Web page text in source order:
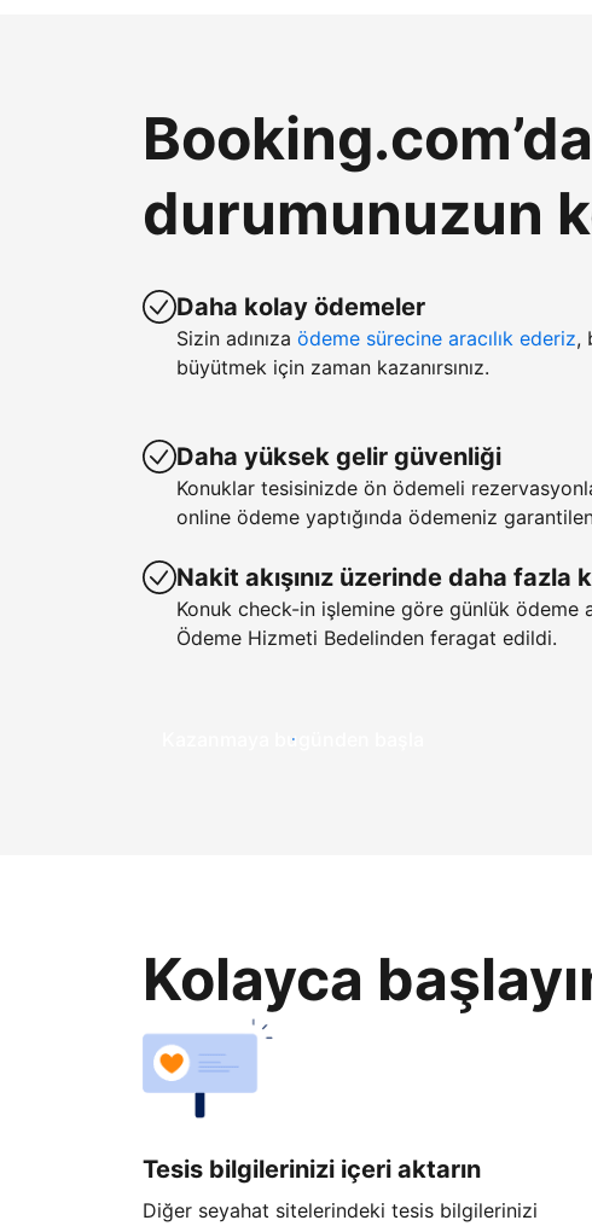
durumunuzun
Daha kolay ödemeler
Sizin adınıza ödeme sürecine aracılık ederiz,
büyütmek için zaman kazanırsınız.
Daha yüksek gelir güvenliği
Konuklar tesisinizde ön ödemeli
online ödeme yaptığında ödemeniz
Nakit akışınız üzerinde daha fazla
Konuk check-in işlemine göre günlük ödeme
Ödeme Hizmeti Bedelinden feragat edildi.
Kazanmaya bugünden başla
Kolayca
Tesis bilgilerinizi içeri aktarın
Diğer seyahat sitelerindeki tesis bilgilerinizi